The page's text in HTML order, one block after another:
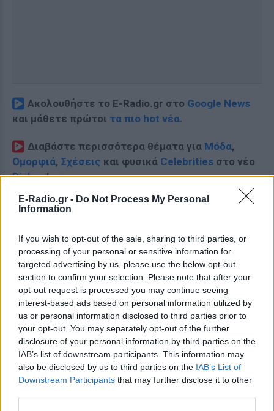
E-Radio.gr - Do Not Process My Personal
Information
If you wish to opt-out of the sale, sharing to third parties, or
processing of your personal or sensitive information for
targeted advertising by us, please use the below opt-out
section to confirm your selection. Please note that after your
opt-out request is processed you may continue seeing
interest-based ads based on personal information utilized by
us or personal information disclosed to third parties prior to
your opt-out. You may separately opt-out of the further
disclosure of your personal information by third parties on the
IAB’s list of downstream participants. This information may
also be disclosed by us to third parties on the IAB’s List of
Downstream Participants that may further disclose it to other
Ακολουθήστε το E-Radio.gr στο Google News
και μάθετε πρώτοι τα πιο hot νέα.
Διαβάστε περισσότερα θέματα για Μόδα,
Ομορφιά, Σχέσεις και φυσικά Celebrities στο νέο
Pink.gr!
Ακολουθήστε το E-Radio.gr και στο Instagram